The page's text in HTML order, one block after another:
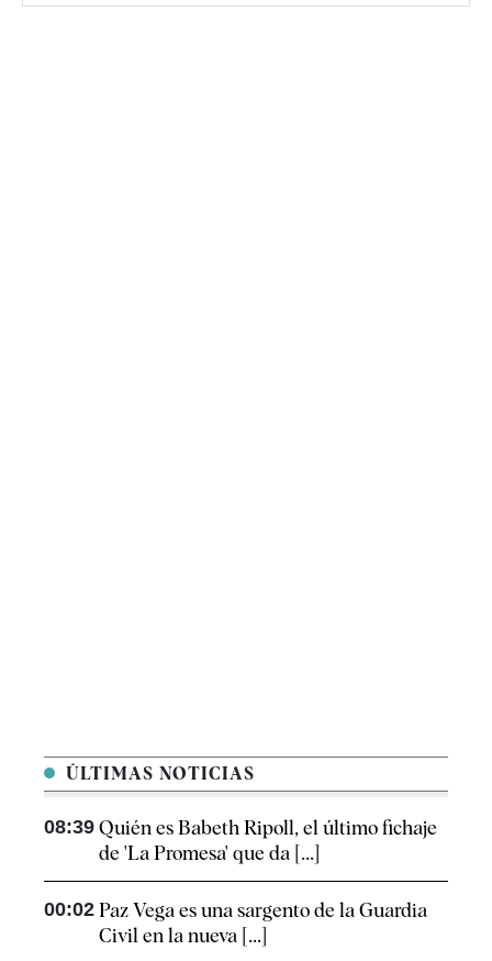
ÚLTIMAS NOTICIAS
08:39 Quién es Babeth Ripoll, el último fichaje
de 'La Promesa' que da [...]
00:02 Paz Vega es una sargento de la Guardia
Civil en la nueva [...]